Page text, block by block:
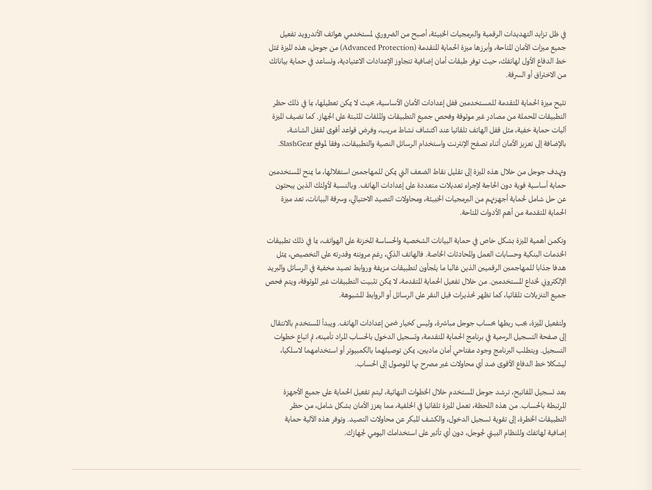
في ظل تزايد التهديدات الرقمية والبرمجيات الخبيثة، أصبح من الضروري لمستخدمي هواتف الأندرويد تفعيل
جميع ميزات الأمان المتاحة، وأبرزها ميزة الحماية المتقدمة (Advanced Protection) من جوجل، هذه الميزة تمثل
خط الدفاع الأول لهاتفك، حيث توفر طبقات أمان إضافية تتجاوز الإعدادات الاعتيادية، وتساعد في حماية بياناتك
من الاختراق أو السرقة.
تتيح ميزة الحماية المتقدمة للمستخدمين قفل إعدادات الأمان الأساسية، بحيث لا يمكن تعطيلها، بما في ذلك حظر
التطبيقات المحملة من مصادر غير موثوقة وفحص جميع التطبيقات والملفات المثبتة على الجهاز. كما تضيف الميزة
آليات حماية خفية، مثل قفل الهاتف تلقائيا عند اكتشاف نشاط مريب، وفرض قواعد أقوى لقفل الشاشة،
بالإضافة إلى تعزيز الأمان أثناء تصفح الإنترنت واستخدام الرسائل النصية والتطبيقات، وفقا لموقع SlashGear.
وتهدف جوجل من خلال هذه الميزة إلى تقليل نقاط الضعف التي يمكن للمهاجمين استغلالها، ما يمنح المستخدمين
حماية أساسية قوية دون الحاجة لإجراء تعديلات متعددة على إعدادات الهاتف. وبالنسبة لأولئك الذين يبحثون
عن حل شامل لحماية أجهزتهم من البرمجيات الخبيثة، ومحاولات التصيد الاحتيالي، وسرقة البيانات، تعد ميزة
الحماية المتقدمة من أهم الأدوات المتاحة.
وتكمن أهمية الميزة بشكل خاص في حماية البيانات الشخصية والحساسة المخزنة على الهواتف، بما في ذلك تطبيقات
الخدمات البنكية وحسابات العمل والمحادثات الخاصة. فالهاتف الذكي، رغم مرونته وقدرته على التخصيص، يمثل
هدفا جذابا للمهاجمين الرقميين الذين غالبا ما يلجأون لتطبيقات مزيفة وروابط تصيد مخفية في الرسائل والبريد
الإلكتروني لخداع المستخدمين. من خلال تفعيل الحماية المتقدمة، لا يمكن تثبيت التطبيقات غير الموثوقة، ويتم فحص
جميع التنزيلات تلقائيا، كما تظهر تحذيرات قبل النقر على الرسائل أو الروابط المشبوهة.
ولتفعيل الميزة، يجب ربطها بحساب جوجل مباشرة، وليس كخيار ضمن إعدادات الهاتف. ويبدأ المستخدم بالانتقال
إلى صفحة التسجيل الرسمية في برنامج الحماية المتقدمة، وتسجيل الدخول بالحساب المراد تأمينه، ثم اتباع خطوات
التسجيل. ويتطلب البرنامج وجود مفتاحي أمان ماديين، يمكن توصيلهما بالكمبيوتر أو استخدامهما لاسلكيا،
ليشكلا خط الدفاع الأقوى ضد أي محاولات غير مصرح بها للوصول إلى الحساب.
بعد تسجيل المفاتيح، ترشد جوجل المستخدم خلال الخطوات النهائية، ليتم تفعيل الحماية على جميع الأجهزة
المرتبطة بالحساب. من هذه اللحظة، تعمل الميزة تلقائيا في الخلفية، مما يعزز الأمان بشكل شامل، من حظر
التطبيقات الخطرة، إلى تقوية تسجيل الدخول، والكشف المبكر عن محاولات التصيد. وتوفر هذه الآلية حماية
إضافية لهاتفك وللنظام البيئي لجوجل، دون أي تأثير على استخدامك اليومي لجهازك.